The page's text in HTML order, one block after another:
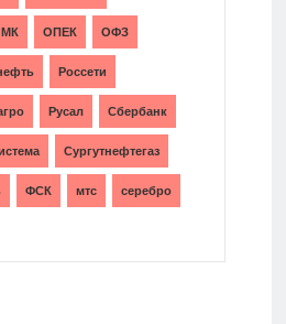
ОПЕК ОФЗ
Россети
Русал Сбербанк
Сургутнефтегаз
ФСК мтс серебро